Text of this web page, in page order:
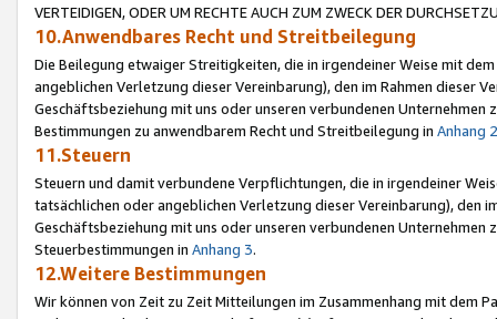
VERTEIDIGEN, ODER UM RECHTE AUCH ZUM ZWECK DER
10.Anwendbares Recht und Streitbeilegung
Die Beilegung etwaiger Streitigkeiten, die in irgendeiner Weise mit
angeblichen Verletzung dieser Vereinbarung), den im Rahmen dieser
Geschäftsbeziehung mit uns oder unseren verbundenen
Bestimmungen zu anwendbarem Recht und Streitbeilegung in Anhang 2
11.Steuern
Steuern und damit verbundene Verpflichtungen, die in irgendeiner
tatsächlichen oder angeblichen Verletzung dieser Vereinbarung), den
Geschäftsbeziehung mit uns oder unseren verbundenen
Steuerbestimmungen in Anhang 3.
12.Weitere Bestimmungen
Wir können von Zeit zu Zeit Mitteilungen im Zusammenhang mit dem